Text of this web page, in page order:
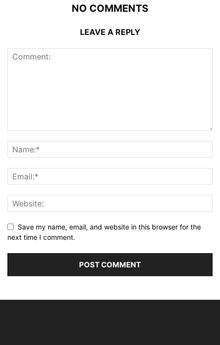
NO COMMENTS
LEAVE A REPLY
Save my name, email, and website in this browser for the
next time I comment.